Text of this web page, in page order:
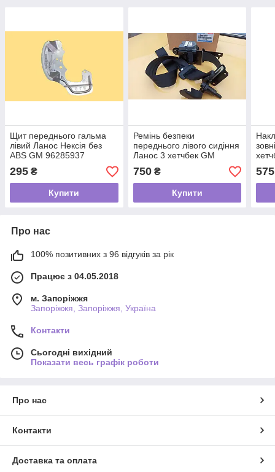
Щит переднього гальма
лівий Ланос Нексія без
ABS GM 96285937
295 ₴
Купити
Ремінь безпеки
переднього лівого сидіння
Ланос 3 хетчбек GM
96243258
750₴
Купити
575
Про нас
100% позитивних з 96 відгуків за рік
Працює з 04.05.2018
м. Запоріжжя
Запоріжжя, Запоріжжя, Україна
Контакти
Сьогодні вихідний
Показати весь графік роботи
Про нас
Контакти
Доставка та оплата